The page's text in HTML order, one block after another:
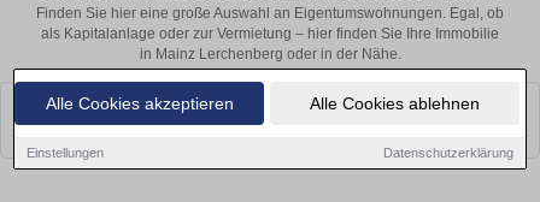
Alle Cookies akzeptieren Alle Cookies ablehnen
Einstellungen Datenschutzerklärung
Finden Sie hier eine große Auswahl an Eigentumswohnungen. Egal, ob
als Kapitalanlage oder zur Vermietung – hier finden Sie Ihre Immobilie
in Mainz Lerchenberg oder in der Nähe.
Leider konnten wir derzeit keine passenden Objekte finden. Schauen Sie
bald wieder vorbei!